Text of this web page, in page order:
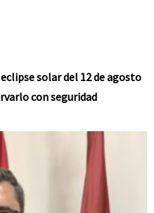
solar del 12 de agosto
con seguridad